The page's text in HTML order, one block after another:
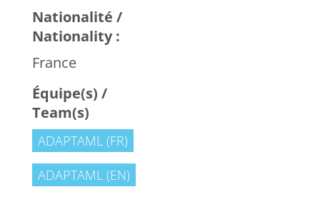
Nationalité /
Nationality :
France
Équipe(s) /
Team(s)
ADAPTAML (FR)
ADAPTAML (EN)